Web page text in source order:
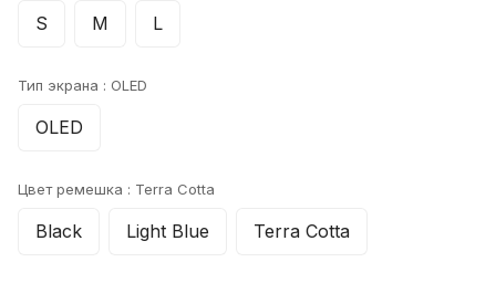
S M L
Тип экрана : OLED
OLED
Цвет ремешка : Terra Cotta
Black Light Blue Terra Cotta